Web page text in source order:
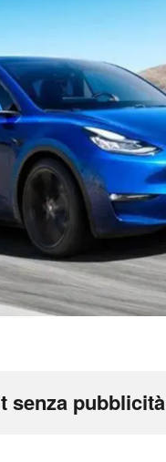
senza pubblicità